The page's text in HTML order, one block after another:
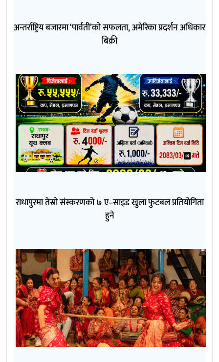
अन्तर्राष्ट्रिय बजारमा ‘पार्वती’को सफलता, अमेरिका प्रदर्शन अधिकार
बिक्री
राधापुरमा तेस्रो संस्करणको ७ ए–साइड खुला फुटबल प्रतियोगिता
हुने